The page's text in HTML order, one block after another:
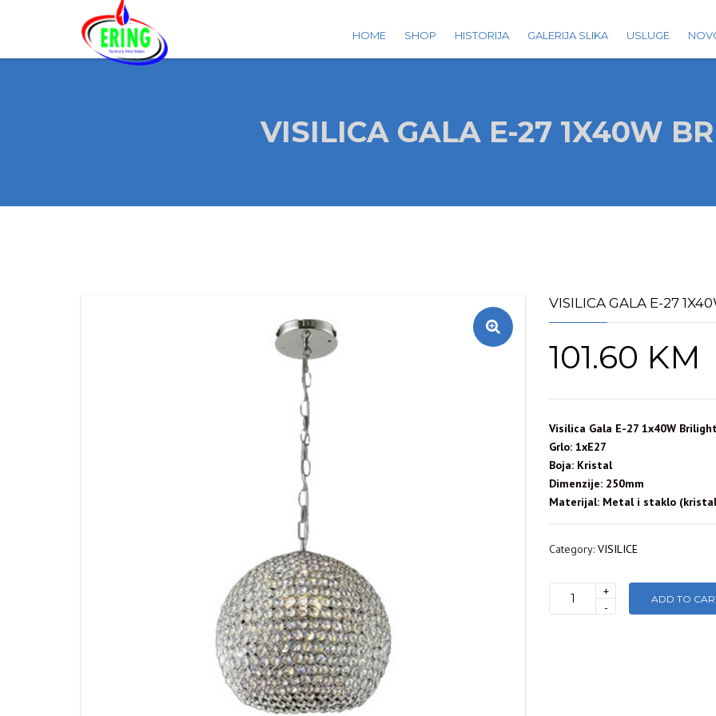
HOME SHOP HISTORIJA GALERIJA SLIKA USLUGE
VISILICA GALA E-27 1X40W
VISILICA GALA E-27
101.60 KM
Visilica Gala E-27 1x40W
Grlo: 1xE27
Boja: Kristal
Dimenzije: 250mm
Materijal: Metal i staklo
Category: VISILICE
VISILICA
+
-
ADD TO